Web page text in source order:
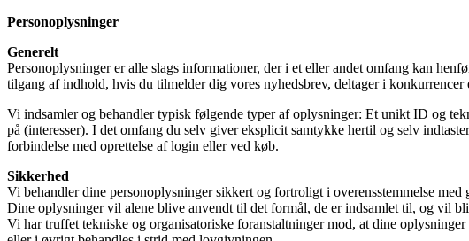
Personoplysninger
Generelt
Personoplysninger er alle slags informationer, der i et eller andet omfang kan
tilgang af indhold, hvis du tilmelder dig vores nyhedsbrev, deltager i
Vi indsamler og behandler typisk følgende typer af oplysninger: Et unikt ID og
på (interesser). I det omfang du selv giver eksplicit samtykke hertil og selv
forbindelse med oprettelse af login eller ved køb.
Sikkerhed
Vi behandler dine personoplysninger sikkert og fortroligt i overensstemmelse
Dine oplysninger vil alene blive anvendt til det formål, de er indsamlet til, og vil
Vi har truffet tekniske og organisatoriske foranstaltninger mod, at dine